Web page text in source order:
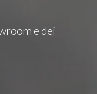
e dei